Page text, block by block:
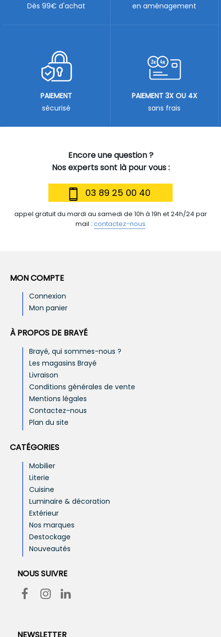
Encore une question ?
Nos experts sont là pour vous :
03 89 25 00 40
appel gratuit du mardi au samedi de 10h à 19h et 24h/24 par
mail : contactez-nous
Dès 99€ d'achat
en aménagement
PAIEMENT
sécurisé
PAIEMENT 3X OU 4X
sans frais
MON COMPTE
Connexion
Mon panier
À PROPOS DE BRAYÉ
Brayé, qui sommes-nous ?
Les magasins Brayé
Livraison
Conditions générales de vente
Mentions légales
Contactez-nous
Plan du site
CATÉGORIES
Mobilier
Literie
Cuisine
Luminaire & décoration
Extérieur
Nos marques
Destockage
Nouveautés
NOUS SUIVRE